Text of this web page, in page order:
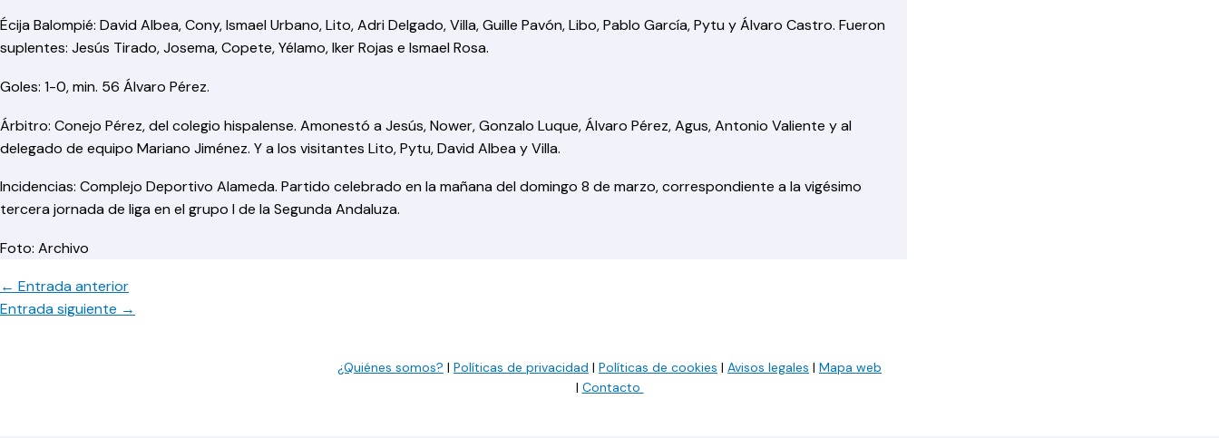
Écija Balompié: David Albea, Cony, Ismael Urbano, Lito, Adri Delgado, Villa, Guille Pavón, Libo, Pablo García, Pytu y Álvaro Castro. Fueron
suplentes: Jesús Tirado, Josema, Copete, Yélamo, Iker Rojas e Ismael Rosa.
Goles: 1-0, min. 56 Álvaro Pérez.
Árbitro: Conejo Pérez, del colegio hispalense. Amonestó a Jesús, Nower, Gonzalo Luque, Álvaro Pérez, Agus, Antonio Valiente y al
delegado de equipo Mariano Jiménez. Y a los visitantes Lito, Pytu, David Albea y Villa.
Incidencias: Complejo Deportivo Alameda. Partido celebrado en la mañana del domingo 8 de marzo, correspondiente a la vigésimo
tercera jornada de liga en el grupo I de la Segunda Andaluza.
Foto: Archivo
← Entrada anterior
Entrada siguiente →
¿Quiénes somos? | Políticas de privacidad | Políticas de cookies | Avisos legales | Mapa web
| Contacto